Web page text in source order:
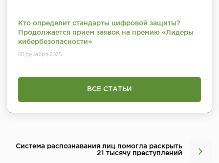
Кто определит стандарты цифровой защиты?
Продолжается прием заявок на премию «Лидеры
кибербезопасности»
08 декабря 2025
ВСЕ СТАТЬИ
Система распознавания лиц помогла раскрыть
21 тысячу преступлений